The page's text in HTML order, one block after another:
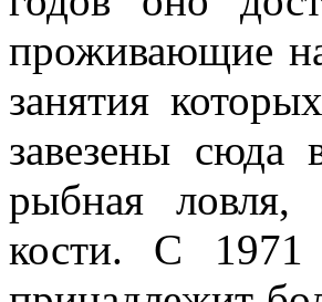
проживающие
занятия
завезены
рыбная ловля,
кости. С 1971